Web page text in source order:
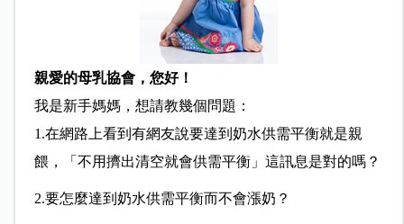
親愛的母乳協會，您好！
我是新手媽媽，想請教幾個問題：
1.在網路上看到有網友說要達到奶水供需平衡就是親
餵，「不用擠出清空就會供需平衡」這訊息是對的嗎？
2.要怎麼達到奶水供需平衡而不會漲奶？